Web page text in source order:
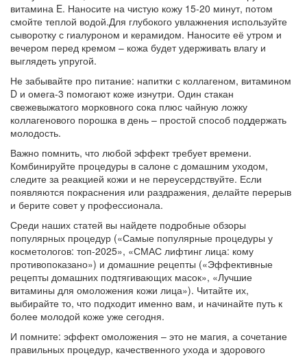
витамина E. Наносите на чистую кожу 15‑20 минут, потом
смойте теплой водой.Для глубокого увлажнения используйте
сыворотку с гиалуроном и керамидом. Наносите её утром и
вечером перед кремом – кожа будет удерживать влагу и
выглядеть упругой.
Не забывайте про питание: напитки с коллагеном, витамином
D и омега‑3 помогают коже изнутри. Один стакан
свежевыжатого морковного сока плюс чайную ложку
коллагенового порошка в день – простой способ поддержать
молодость.
Важно помнить, что любой эффект требует времени.
Комбинируйте процедуры в салоне с домашним уходом,
следите за реакцией кожи и не переусердствуйте. Если
появляются покраснения или раздражения, делайте перерыв
и берите совет у профессионала.
Среди наших статей вы найдете подробные обзоры
популярных процедур («Самые популярные процедуры у
косметологов: топ‑2025», «СМАС лифтинг лица: кому
противопоказано») и домашние рецепты («Эффективные
рецепты домашних подтягивающих масок», «Лучшие
витамины для омоложения кожи лица»). Читайте их,
выбирайте то, что подходит именно вам, и начинайте путь к
более молодой коже уже сегодня.
И помните: эффект омоложения – это не магия, а сочетание
правильных процедур, качественного ухода и здорового